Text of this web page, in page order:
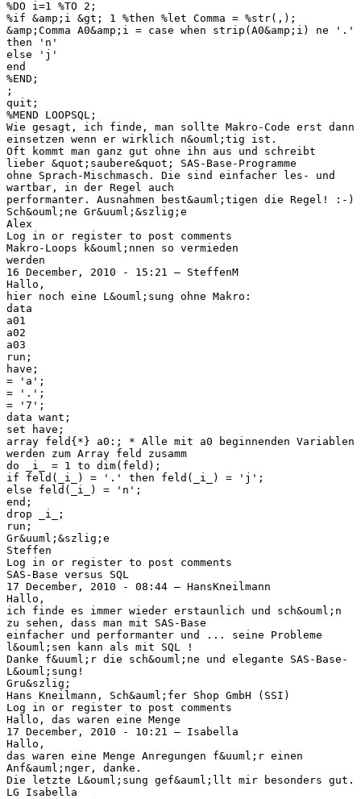
%DO i=1 %TO 2;
%if &amp;i &gt; 1 %then %let Comma = %str(,);
&amp;Comma A0&amp;i = case when strip(A0&amp;i) ne '.'
then 'n'
else 'j'
end
%END;
;
quit;
%MEND LOOPSQL;
Wie gesagt, ich finde, man sollte Makro-Code erst dann
einsetzen wenn er wirklich n&ouml;tig ist.
Oft kommt man ganz gut ohne ihn aus und schreibt
lieber &quot;saubere&quot; SAS-Base-Programme
ohne Sprach-Mischmasch. Die sind einfacher les- und
wartbar, in der Regel auch
performanter. Ausnahmen best&auml;tigen die Regel! :-)
Sch&ouml;ne Gr&uuml;&szlig;e
Alex
Log in or register to post comments
Makro-Loops k&ouml;nnen so vermieden
werden
16 December, 2010 - 15:21 — SteffenM
Hallo,
hier noch eine L&ouml;sung ohne Makro:
data
a01
a02
a03
run;
have;
= 'a';
= '.';
= '7';
data want;
set have;
array feld{*} a0:; * Alle mit a0 beginnenden Variablen
werden zum Array feld zusamm
do _i_ = 1 to dim(feld);
if feld(_i_) = '.' then feld(_i_) = 'j';
else feld(_i_) = 'n';
end;
drop _i_;
run;
Gr&uuml;&szlig;e
Steffen
Log in or register to post comments
SAS-Base versus SQL
17 December, 2010 - 08:44 — HansKneilmann
Hallo,
ich finde es immer wieder erstaunlich und sch&ouml;n
zu sehen, dass man mit SAS-Base
einfacher und performanter und ... seine Probleme
l&ouml;sen kann als mit SQL !
Danke f&uuml;r die sch&ouml;ne und elegante SAS-Base-
L&ouml;sung!
Gru&szlig;
Hans Kneilmann, Sch&auml;fer Shop GmbH (SSI)
Log in or register to post comments
Hallo, das waren eine Menge
17 December, 2010 - 10:21 — Isabella
Hallo,
das waren eine Menge Anregungen f&uuml;r einen
Anf&auml;nger, danke.
Die letzte L&ouml;sung gef&auml;llt mir besonders gut.
LG Isabella